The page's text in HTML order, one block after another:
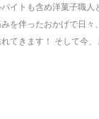
イトも含め洋菓子職人
を伴ったおかげで日々
てきます！ そして今